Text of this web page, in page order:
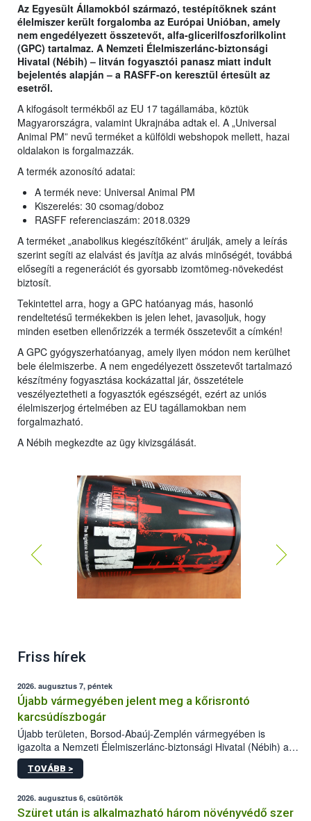
Az Egyesült Államokból származó, testépítőknek szánt
élelmiszer került forgalomba az Európai Unióban, amely
nem engedélyezett összetevőt, alfa-glicerilfoszforilkolint
(GPC) tartalmaz. A Nemzeti Élelmiszerlánc-biztonsági
Hivatal (Nébih) – litván fogyasztói panasz miatt indult
bejelentés alapján – a RASFF-on keresztül értesült az
esetről.
A kifogásolt termékből az EU 17 tagállamába, köztük
Magyarországra, valamint Ukrajnába adtak el. A „Universal
Animal PM” nevű terméket a külföldi webshopok mellett, hazai
oldalakon is forgalmazzák.
A termék azonosító adatai:
A termék neve: Universal Animal PM
Kiszerelés: 30 csomag/doboz
RASFF referenciaszám: 2018.0329
A terméket „anabolikus kiegészítőként” árulják, amely a leírás
szerint segíti az elalvást és javítja az alvás minőségét, továbbá
elősegíti a regenerációt és gyorsabb izomtömeg-növekedést
biztosít.
Tekintettel arra, hogy a GPC hatóanyag más, hasonló
rendeltetésű termékekben is jelen lehet, javasoljuk, hogy
minden esetben ellenőrizzék a termék összetevőit a címkén!
A GPC gyógyszerhatóanyag, amely ilyen módon nem kerülhet
bele élelmiszerbe. A nem engedélyezett összetevőt tartalmazó
készítmény fogyasztása kockázattal jár, összetétele
veszélyeztetheti a fogyasztók egészségét, ezért az uniós
élelmiszerjog értelmében az EU tagállamokban nem
forgalmazható.
A Nébih megkezdte az ügy kivizsgálását.
Friss hírek
2026. augusztus 7, péntek
Újabb vármegyében jelent meg a kőrisrontó
karcsúdíszbogár
Újabb területen, Borsod-Abaúj-Zemplén vármegyében is
igazolta a Nemzeti Élelmiszerlánc-biztonsági Hivatal (Nébih) a
kőrisrontó karcsúdíszbogár (Agrilus planipennis) jelenlétét. A
kártevőt nem csak színcsapdában találták meg, de már fertőzött
az intenzív felderítést, emellett az intézkedéseket a szlovák
hatósággal is összehangolják a terjedés megállítása érdekében.
TOVÁBB >
2026. augusztus 6, csütörtök
Szüret után is alkalmazható három növényvédő szer